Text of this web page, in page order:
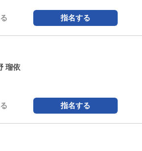
指名する
瑠依
指名する